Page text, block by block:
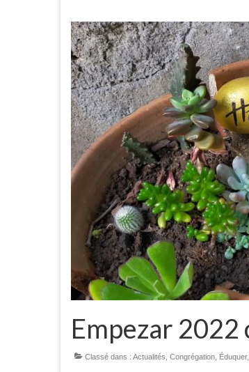
Empezar 2022
Classé dans : Actualités Congrégation Éduquer,